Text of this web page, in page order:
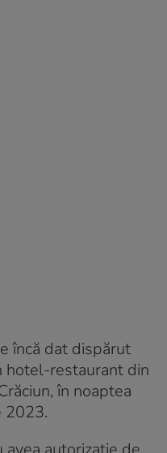
încă dat dispărut
hotel-restaurant din
în noaptea
2023.